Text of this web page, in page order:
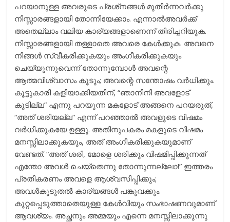
പറയാനുള്ള അവരുടെ പ്രശ്‌നങ്ങള്‍ മുതിര്‍ന്നവര്‍ക്കു
നിസ്സാരങ്ങളായി തോന്നിയേക്കാം. എന്നാല്‍അവര്‍ക്ക്‌
അതെല്ലാം വലിയ കാര്യങ്ങളാണെന്ന്‌ തിരിച്ചറിയുക.
നിസ്സാരങ്ങളായി തള്ളാതെ അവരെ കേള്‍ക്കുക. അവനെ
നിങ്ങള്‍ സ്വീകരിക്കുകയും അംഗീകരിക്കുകയും
ചെയ്യുന്നുവെന്ന്‌ തോന്നുമ്പോള്‍ അവന്റെ
ആത്മവിശ്വാസം കൂടും; അവന്റെ സന്തോഷം വര്‍ധിക്കും.
കൂട്ടുകാരി കളിയാക്കിയതിന്‌, “ഞാനിനി അവളോട്‌
കൂടില്ല” എന്നു പറയുന്ന മകളോട്‌ അങ്ങനെ പറയരുത്‌,
“അത്‌ ശരിയല്ല” എന്ന്‌ പറഞ്ഞാല്‍ അവളുടെ വിഷമം
വര്‍ധിക്കുകയേ ഉള്ളൂ. അതിനുപകരം മകളുടെ വിഷമം
മനസ്സിലാക്കുകയും, അത്‌ അംഗീകരിക്കുകയുമാണ്‌
വേണ്ടത്‌. “അത്‌ ശരി, മോളെ ശരിക്കും വിഷമിപ്പിക്കുന്നത്‌
എന്തോ അവള്‍ ചെയ്‌തെന്നു തോന്നുന്നല്ലോ!” ഇത്തരം
പ്രതികരണം അവളെ ആശ്വസിപ്പിക്കും;
അവള്‍കൂടുതല്‍ കാര്യങ്ങള്‍ പങ്കുവക്കും.
കുറ്റപ്പെടുത്താതെയുള്ള കേള്‍വിയും സംഭാഷണവുമാണ്‌
ആവശ്യം. അച്ഛനും അമ്മയും എന്നെ മനസ്സിലാക്കുന്നു